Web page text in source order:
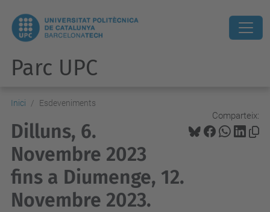
Parc UPC
Inici Esdeveniments
Comparteix:
Dilluns, 6.
Novembre 2023
fins a Diumenge, 12.
Novembre 2023.